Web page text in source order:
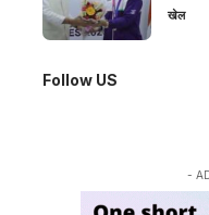
खेल
Follow US
-